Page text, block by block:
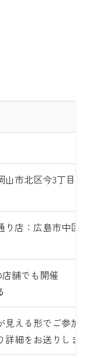
市北区今3丁目9-
店：広島市中区
店舗でも開催
見える形でご参加
細をお送りします